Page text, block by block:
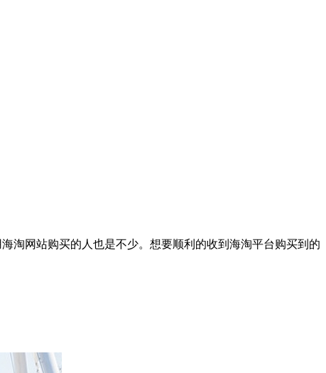
网站购买的人也是不少。想要顺利的收到海淘平台购买到的